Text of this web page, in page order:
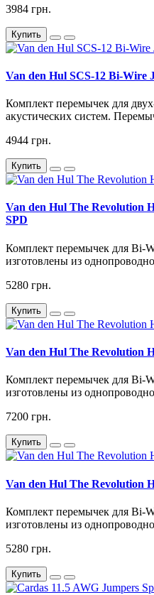
3984 грн.
Купить
Van den Hul SCS-12 Bi-Wire
Комплект перемычек для
акустических систем.
4944 грн.
Купить
Van den Hul The Revolution
SPD
Комплект перемычек для Bi-
изготовлены из
5280 грн.
Купить
Van den Hul The Revolution
Комплект перемычек для Bi-
изготовлены из
7200 грн.
Купить
Van den Hul The Revolution
Комплект перемычек для Bi-
изготовлены из
5280 грн.
Купить